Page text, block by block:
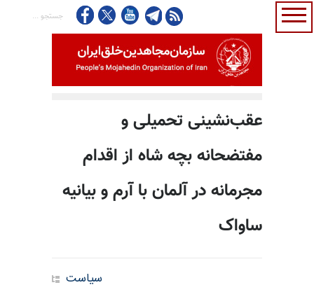
عقب‌نشینی تحمیلی و
مفتضحانه بچه شاه از اقدام
مجرمانه در آلمان با آرم و بیانیه
ساواک
سیاست